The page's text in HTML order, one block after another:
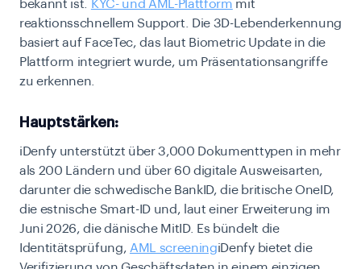
bekannt ist. KYC- und AML-Plattform mit
reaktionsschnellem Support. Die 3D-Lebenderkennung
basiert auf FaceTec, das laut Biometric Update in die
Plattform integriert wurde, um Präsentationsangriffe
zu erkennen.
Hauptstärken:
iDenfy unterstützt über 3,000 Dokumenttypen in mehr
als 200 Ländern und über 60 digitale Ausweisarten,
darunter die schwedische BankID, die britische OneID,
die estnische Smart-ID und, laut einer Erweiterung im
Juni 2026, die dänische MitID. Es bündelt die
Identitätsprüfung, AML screeningiDenfy bietet die